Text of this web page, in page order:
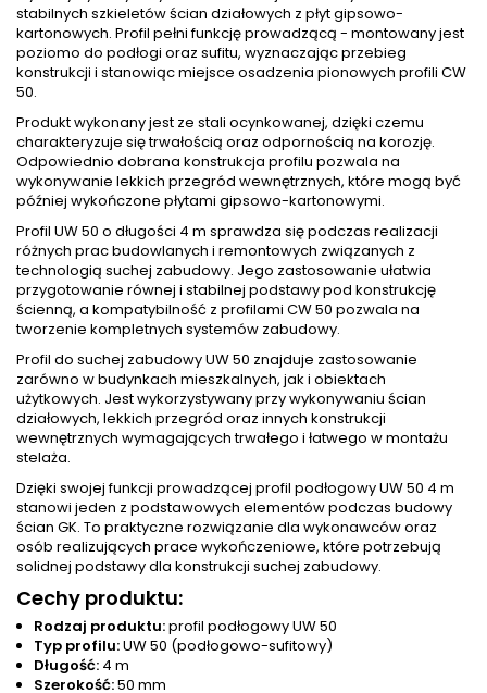
stabilnych szkieletów ścian działowych z płyt gipsowo-
kartonowych. Profil pełni funkcję prowadzącą - montowany jest
poziomo do podłogi oraz sufitu, wyznaczając przebieg
konstrukcji i stanowiąc miejsce osadzenia pionowych profili CW
50.
Produkt wykonany jest ze stali ocynkowanej, dzięki czemu
charakteryzuje się trwałością oraz odpornością na korozję.
Odpowiednio dobrana konstrukcja profilu pozwala na
wykonywanie lekkich przegród wewnętrznych, które mogą być
później wykończone płytami gipsowo-kartonowymi.
Profil UW 50 o długości 4 m sprawdza się podczas realizacji
różnych prac budowlanych i remontowych związanych z
technologią suchej zabudowy. Jego zastosowanie ułatwia
przygotowanie równej i stabilnej podstawy pod konstrukcję
ścienną, a kompatybilność z profilami CW 50 pozwala na
tworzenie kompletnych systemów zabudowy.
Profil do suchej zabudowy UW 50 znajduje zastosowanie
zarówno w budynkach mieszkalnych, jak i obiektach
użytkowych. Jest wykorzystywany przy wykonywaniu ścian
działowych, lekkich przegród oraz innych konstrukcji
wewnętrznych wymagających trwałego i łatwego w montażu
stelaża.
Dzięki swojej funkcji prowadzącej profil podłogowy UW 50 4 m
stanowi jeden z podstawowych elementów podczas budowy
ścian GK. To praktyczne rozwiązanie dla wykonawców oraz
osób realizujących prace wykończeniowe, które potrzebują
solidnej podstawy dla konstrukcji suchej zabudowy.
Cechy produktu:
Rodzaj produktu:profil podłogowy UW 50
Typ profilu:UW 50 (podłogowo-sufitowy)
Długość: 4 m
Szerokość:50 mm